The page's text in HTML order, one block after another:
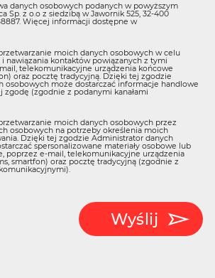
danych osobowych podanych w powyższym
Sp. z o.o z siedzibą w Jawornik 525, 32-400
Więcej informacji dostępne w
moich danych osobowych w celu
nawiązania kontaktów powiązanych z tymi
telekomunikacyjne urządzenia końcowe
oraz pocztę tradycyjną. Dzięki tej zgodzie
osobowych może dostarczać informacje handlowe
zgodę (zgodnie z podanymi kanałami
moich danych osobowych przez
osobowych na potrzeby określenia moich
Dzięki tej zgodzie Administrator danych
spersonalizowane materiały osobowe lub
poprzez e-mail, telekomunikacyjne urządzenia
smartfon) oraz pocztę tradycyjną (zgodnie z
Wyślij